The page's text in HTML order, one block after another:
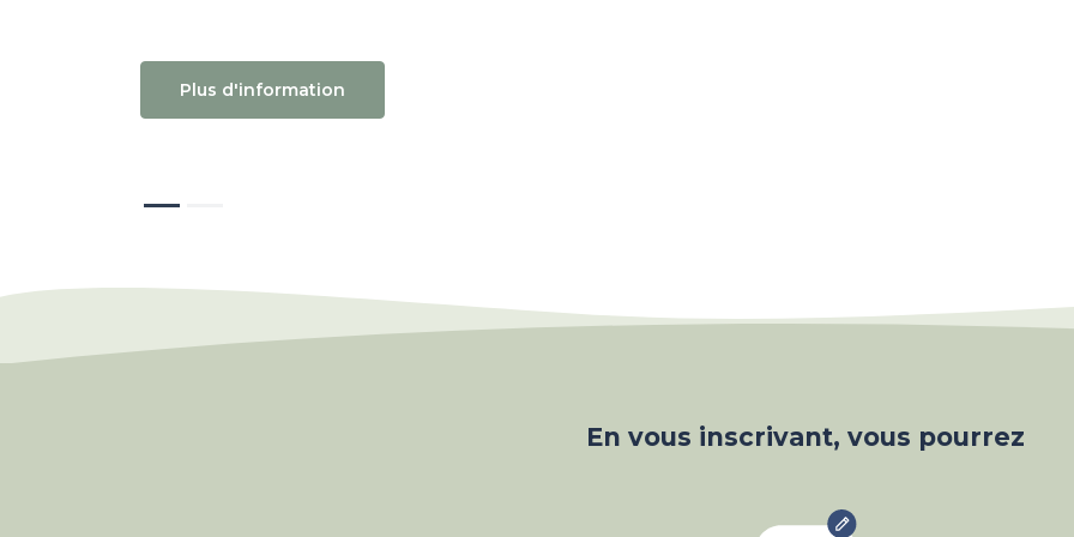
Plus d'information
En vous inscrivant, vous pourrez